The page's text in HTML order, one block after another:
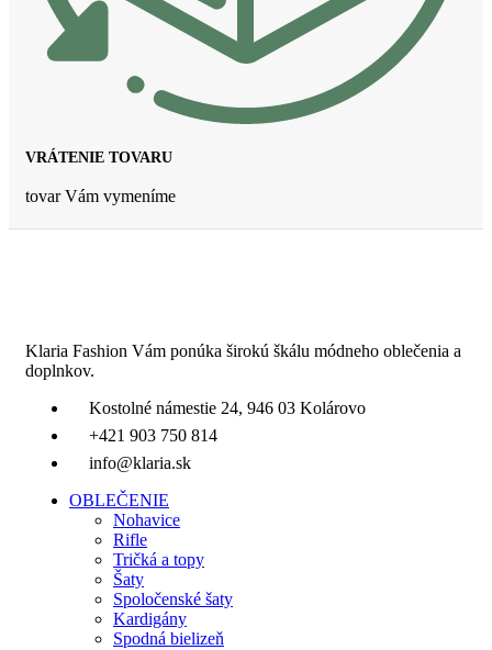
VRÁTENIE TOVARU
tovar Vám vymeníme
Klaria Fashion Vám ponúka širokú škálu módneho oblečenia a
doplnkov.
Kostolné námestie 24, 946 03 Kolárovo
+421 903 750 814
info@klaria.sk
OBLEČENIE
Nohavice
Rifle
Tričká a topy
Šaty
Spoločenské šaty
Kardigány
Spodná bielizeň